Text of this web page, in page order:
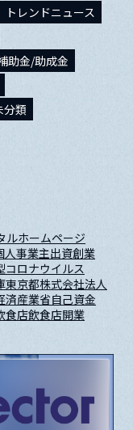
トレンドニュース
助金/助成金
分類
ルホームページ
人事業主出資創業
コロナウイルス
東京都株式会社法人
済産業省自己資金
食店飲食店開業